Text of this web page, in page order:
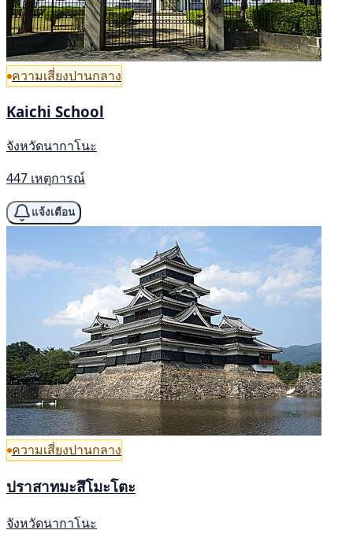
ความเสี่ยงปานกลาง
Kaichi School
จังหวัดนากาโนะ
447 เหตุการณ์
แจ้งเตือน
ความเสี่ยงปานกลาง
ปราสาทมะสึโมะโตะ
จังหวัดนากาโนะ